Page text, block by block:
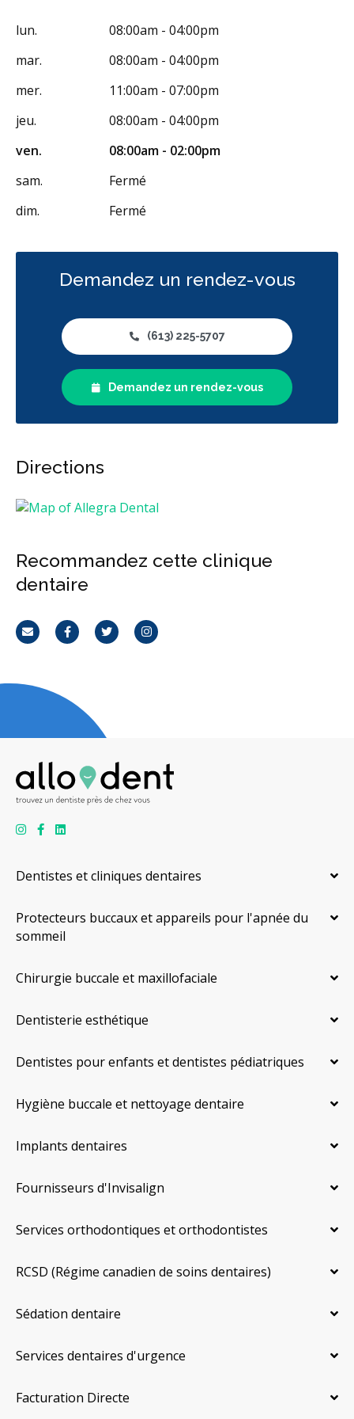
lun.
08:00am - 04:00pm
mar.
08:00am - 04:00pm
mer.
11:00am - 07:00pm
jeu.
08:00am - 04:00pm
ven.
08:00am - 02:00pm
sam.
Fermé
dim.
Fermé
Demandez un rendez-vous
(613) 225-5707
Demandez un rendez-vous
Directions
Recommandez cette clinique
dentaire
CourrielFacebookTwitterInstagram
Dentistes et cliniques dentaires
Protecteurs buccaux et appareils pour l'apnée du
sommeil
Chirurgie buccale et maxillofaciale
Dentisterie esthétique
Dentistes pour enfants et dentistes pédiatriques
Hygiène buccale et nettoyage dentaire
Implants dentaires
Fournisseurs d'Invisalign
Services orthodontiques et orthodontistes
RCSD (Régime canadien de soins dentaires)
Sédation dentaire
Services dentaires d'urgence
Facturation Directe